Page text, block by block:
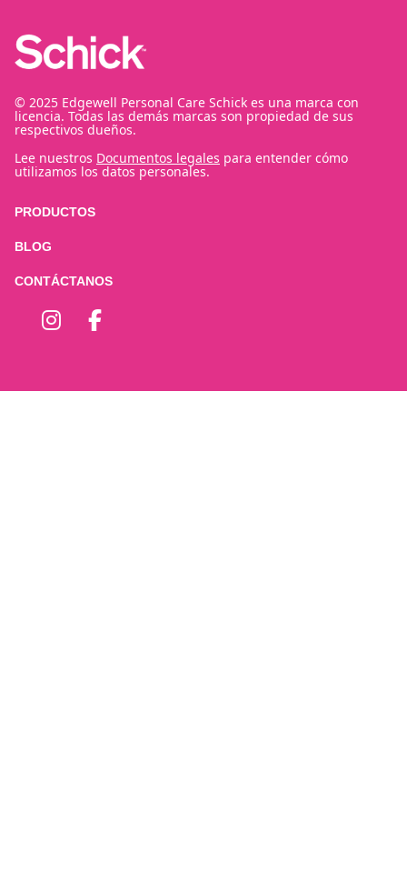
© 2025 Edgewell Personal Care Schick es una marca con
licencia. Todas las demás marcas son propiedad de sus
respectivos dueños.
Lee nuestros Documentos legales para entender cómo
utilizamos los datos personales.
PRODUCTOS
BLOG
CONTÁCTANOS